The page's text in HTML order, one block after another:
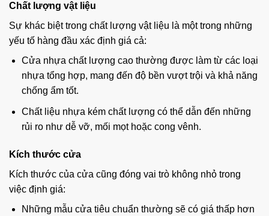
Chất lượng vật liệu
Sự khác biệt trong chất lượng vật liệu là một trong những
yếu tố hàng đầu xác định giá cả:
Cửa nhựa chất lượng cao thường được làm từ các loại
nhựa tổng hợp, mang đến độ bền vượt trội và khả năng
chống ẩm tốt.
Chất liệu nhựa kém chất lượng có thể dẫn đến những
rủi ro như dễ vỡ, mối mọt hoặc cong vênh.
Kích thước cửa
Kích thước của cửa cũng đóng vai trò không nhỏ trong
việc định giá:
Những mẫu cửa tiêu chuẩn thường sẽ có giá thấp hơn